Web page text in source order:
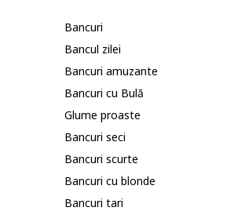
Bancuri
Bancul zilei
Bancuri amuzante
Bancuri cu Bulă
Glume proaste
Bancuri seci
Bancuri scurte
Bancuri cu blonde
Bancuri tari